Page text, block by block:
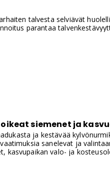
talvesta selviävät
parantaa
siemenet ja
ja kestävää
sanelevat ja
kasvupaikan valo- ja